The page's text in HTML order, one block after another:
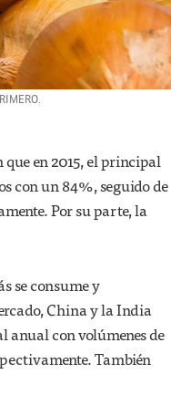
en 2015, el principal
con un 84%, seguido de
Por su parte, la
se consume y
China y la India
anual con volúmenes de
También